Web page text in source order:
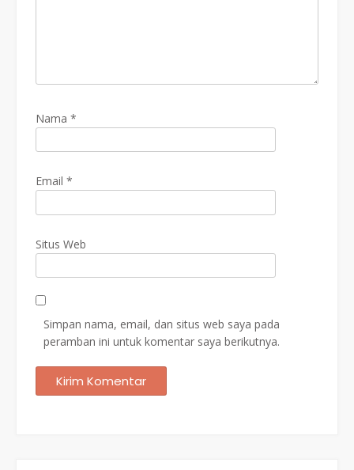
Nama *
Email *
Situs Web
Simpan nama, email, dan situs web saya pada
peramban ini untuk komentar saya berikutnya.